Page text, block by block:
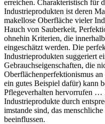
erreichen. Charakteristisch für
Industrieprodukten ist deren
makellose Oberfläche vieler
Hauch von Sauberkeit,
ohnehin Kriterien, die
eingeschätzt werden. Die
Industrieprodukten suggeriert
Gebrauchseigenschaften, die
Oberflächenperfektionismus
ein gutes Beispiel dafür) kann
Pflegeverhalten hervorrufen …
Industrieprodukte durch
imstande sind, das
beeinflussen.